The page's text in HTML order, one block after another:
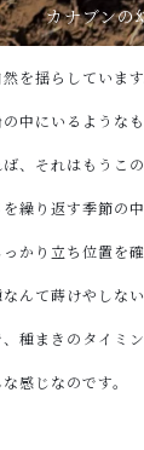
カナブンの
を揺らしています
中にいるようなも
、それはもうこ
繰り返す季節の
かり立ち位置を確
んて蒔けやしない
種まきのタイミ
感じなのです。